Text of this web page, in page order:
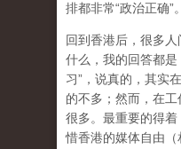
排都非常“政治正确”。
回到香港后，很多
什么，我的回答都
习”，说真的，其实
的不多；然而，在
很多。最重要的得
惜香港的媒体自由